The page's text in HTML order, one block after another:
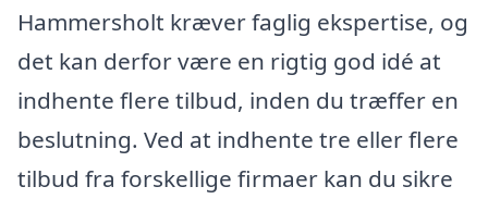
Hammersholt kræver faglig ekspertise, og
det kan derfor være en rigtig god idé at
indhente flere tilbud, inden du træffer en
beslutning. Ved at indhente tre eller flere
tilbud fra forskellige firmaer kan du sikre